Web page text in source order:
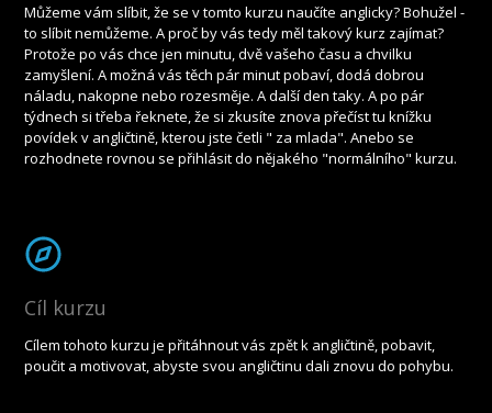
Můžeme vám slíbit, že se v tomto kurzu naučíte anglicky? Bohužel -
to slíbit nemůžeme. A proč by vás tedy měl takový kurz zajímat?
Protože po vás chce jen minutu, dvě vašeho času a chvilku
zamyšlení. A možná vás těch pár minut pobaví, dodá dobrou
náladu, nakopne nebo rozesměje. A další den taky. A po pár
týdnech si třeba řeknete, že si zkusíte znova přečíst tu knížku
povídek v angličtině, kterou jste četli " za mlada". Anebo se
rozhodnete rovnou se přihlásit do nějakého "normálního" kurzu.
Cíl kurzu
Cílem tohoto kurzu je přitáhnout vás zpět k angličtině, pobavit,
poučit a motivovat, abyste svou angličtinu dali znovu do pohybu.